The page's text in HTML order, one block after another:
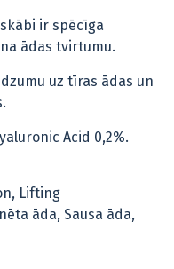
ir spēcīga
ādas tvirtumu.
uz tīras ādas un
Acid 0,2%.
Lifting
āda, Sausa āda,